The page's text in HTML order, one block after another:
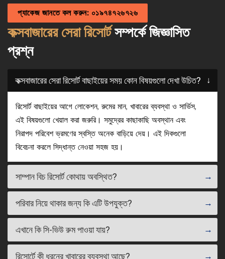
প্যাকেজ জানতে কল করুন: ০১৯৭৪৭২৬৭২৬
কক্সবাজারের সেরা রিসোর্টসম্পর্কে জিজ্ঞাসিত
প্রশ্ন
কক্সবাজারের সেরা রিসোর্ট বাছাইয়ের সময় কোন বিষয়গুলো দেখা উচিত?
রিসোর্ট বাছাইয়ের আগে লোকেশন, রুমের মান, খাবারের ব্যবস্থা ও সার্ভিস,
এই বিষয়গুলো খেয়াল করা জরুরি। সমুদ্রের কাছাকাছি অবস্থান এবং
নিরাপদ পরিবেশ ভ্রমণের স্বস্তি অনেক বাড়িয়ে দেয়। এই দিকগুলো
বিবেচনা করলে সিদ্ধান্ত নেওয়া সহজ হয়।
সাম্পান বিচ রিসোর্ট কোথায় অবস্থিত?
পরিবার নিয়ে থাকার জন্য কি এটি উপযুক্ত?
এখানে কি সি-ভিউ রুম পাওয়া যায়?
রিসোর্টে কী ধরনের খাবারের ব্যবস্থা আছে?